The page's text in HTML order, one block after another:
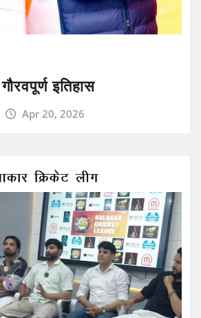
इतिहास
Apr 20, 2026